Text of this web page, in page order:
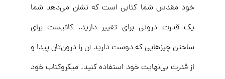
خود مقدس شما کتابی است که نشان می‌دهد شما
یک قدرت درونی برای تغییر دارید. کافیست برای
ساختن چیزهایی که دوست دارید آن را درون‌تان پیدا و
از قدرت بی‌نهایت خود استفاده کنید. میکروکتاب خود